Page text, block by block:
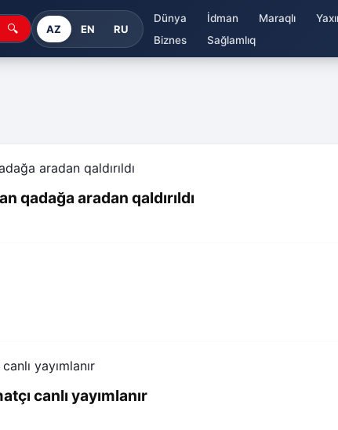
🔍 AZ EN RU
Dünya İdman Maraqlı
Biznes
Sağlamlıq
qadağa aradan qaldırıldı
canlı yayımlanır